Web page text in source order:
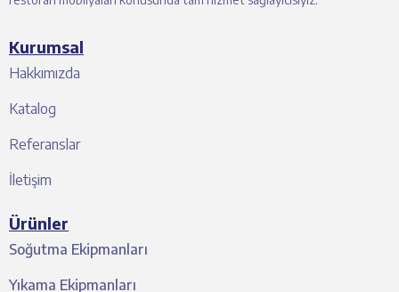
Kurumsal
Hakkımızda
Katalog
Referanslar
İletişim
Ürünler
Soğutma Ekipmanları
Yıkama Ekipmanları